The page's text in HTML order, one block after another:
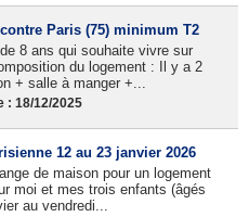
Paris (75) minimum T2
8 ans qui souhaite vivre sur
du logement : Il y a 2
+ salle à manger +...
: 18/12/2025
12 au 23 janvier 2026
de maison pour un logement
moi et mes trois enfants (âgés
au vendredi...